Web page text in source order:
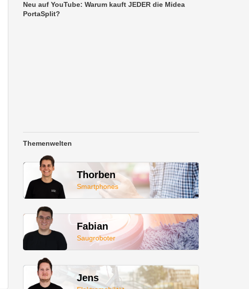
Neu auf YouTube: Warum kauft JEDER die Midea
PortaSplit?
Themenwelten
Thorben
Smartphones
Fabian
Saugroboter
Jens